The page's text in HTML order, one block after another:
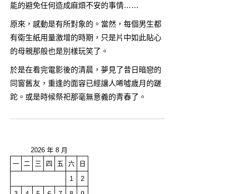
能的避免任何造成麻煩不安的事情……
原來，感動是有所對象的。當然，每個男生都
有衛生紙用量激增的時期，只是片中如此貼心
的母親那般也是別樣玩笑了。
於是在看完電影後的清晨，夢見了昔日暗戀的
同窗舊友，重逢的面容已經讓人唏噓歲月的蹉
跎。或是時候祭祀那毫無意義的青春了。
2026 年 8 月
一
二 三 四 五 六
日
1
2